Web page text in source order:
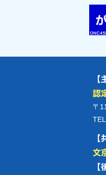
【
認
〒
【
文
【